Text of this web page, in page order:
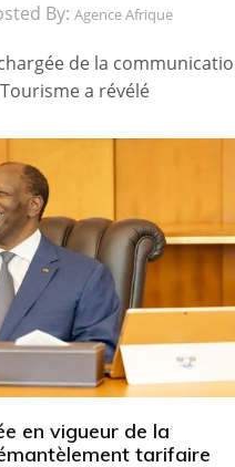
By: Agence Afrique
de la
a révélé
en vigueur de la
tarifaire